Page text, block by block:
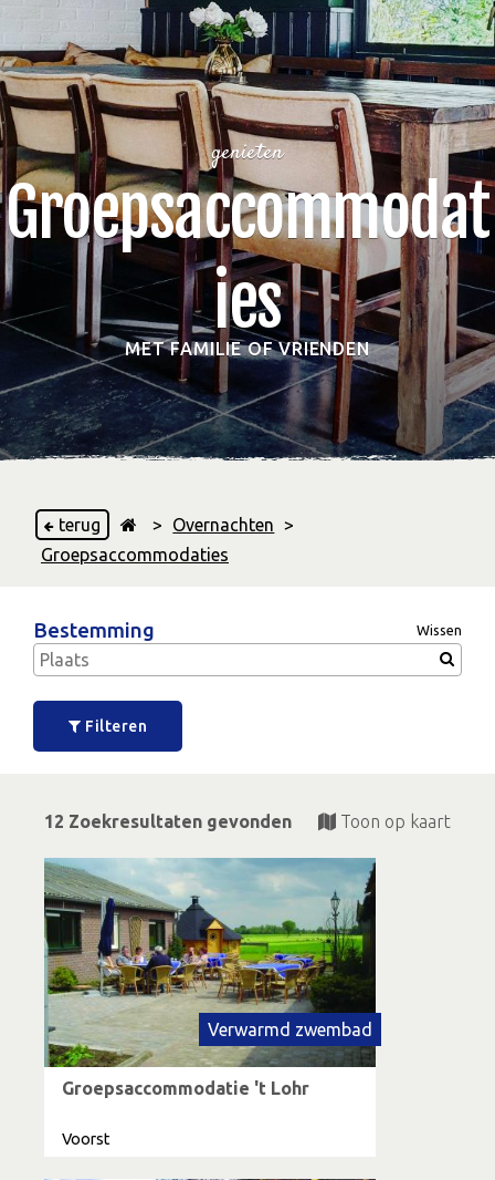
genieten
Groepsaccommodat
ies
MET FAMILIE OF VRIENDEN
terug > Overnachten >
Groepsaccommodaties
Bestemming Wissen
Filteren
12 Zoekresultaten gevonden Toon op kaart
Verwarmd zwembad
Groepsaccommodatie 't Lohr
Voorst